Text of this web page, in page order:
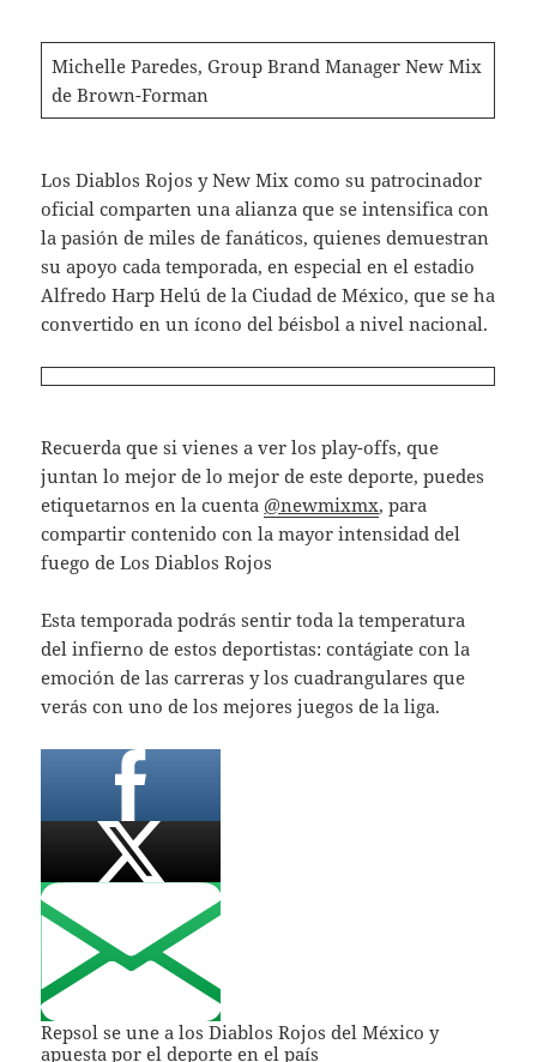
Michelle Paredes, Group Brand Manager New Mix
de Brown-Forman
Los Diablos Rojos y New Mix como su patrocinador
oficial comparten una alianza que se intensifica con
la pasión de miles de fanáticos, quienes demuestran
su apoyo cada temporada, en especial en el estadio
Alfredo Harp Helú de la Ciudad de México, que se ha
convertido en un ícono del béisbol a nivel nacional.
Recuerda que si vienes a ver los play-offs, que
juntan lo mejor de lo mejor de este deporte, puedes
etiquetarnos en la cuenta @newmixmx, para
compartir contenido con la mayor intensidad del
fuego de Los Diablos Rojos
Esta temporada podrás sentir toda la temperatura
del infierno de estos deportistas: contágiate con la
emoción de las carreras y los cuadrangulares que
verás con uno de los mejores juegos de la liga.
Repsol se une a los Diablos Rojos del México y
apuesta por el deporte en el país